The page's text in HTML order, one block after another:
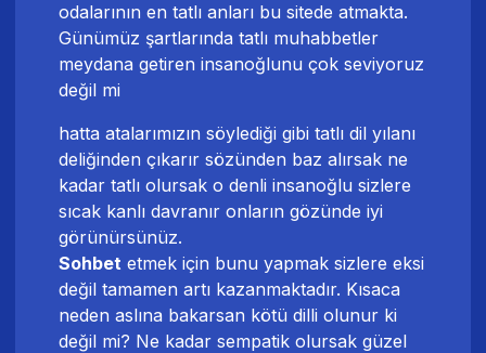
odalarının en tatlı anları bu sitede atmakta.
Günümüz şartlarında tatlı muhabbetler
meydana getiren insanoğlunu çok seviyoruz
değil mi
hatta atalarımızın söylediği gibi tatlı dil yılanı
deliğinden çıkarır sözünden baz alırsak ne
kadar tatlı olursak o denli insanoğlu sizlere
sıcak kanlı davranır onların gözünde iyi
görünürsünüz.
Sohbet etmek için bunu yapmak sizlere eksi
değil tamamen artı kazanmaktadır. Kısaca
neden aslına bakarsan kötü dilli olunur ki
değil mi? Ne kadar sempatik olursak güzel